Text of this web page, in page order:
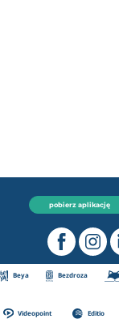
pobierz aplikację
Beya Bezdroza
Videopoint Editio